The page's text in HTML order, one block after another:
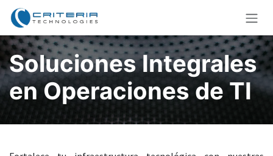
Ir al contenido
Soluciones Integrales
en Operaciones de TI